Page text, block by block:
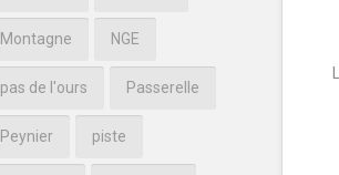
Montagne NGE
pas de l'ours Passerelle
Peynier piste